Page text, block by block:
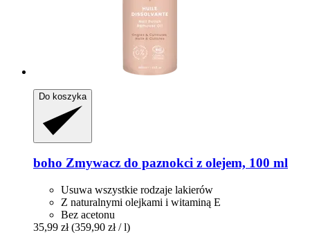
Do koszyka
boho Zmywacz do paznokci z olejem, 100 ml
Usuwa wszystkie rodzaje lakierów
Z naturalnymi olejkami i witaminą E
Bez acetonu
35,99 zł (359,90 zł / l)